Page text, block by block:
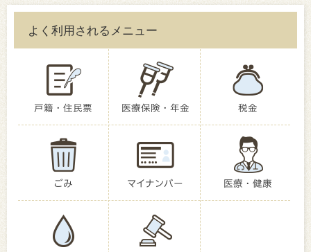
よく利用されるメニュー
戸籍・住民票 医療保険・年金 税金
ごみ マイナンバー 医療・健康